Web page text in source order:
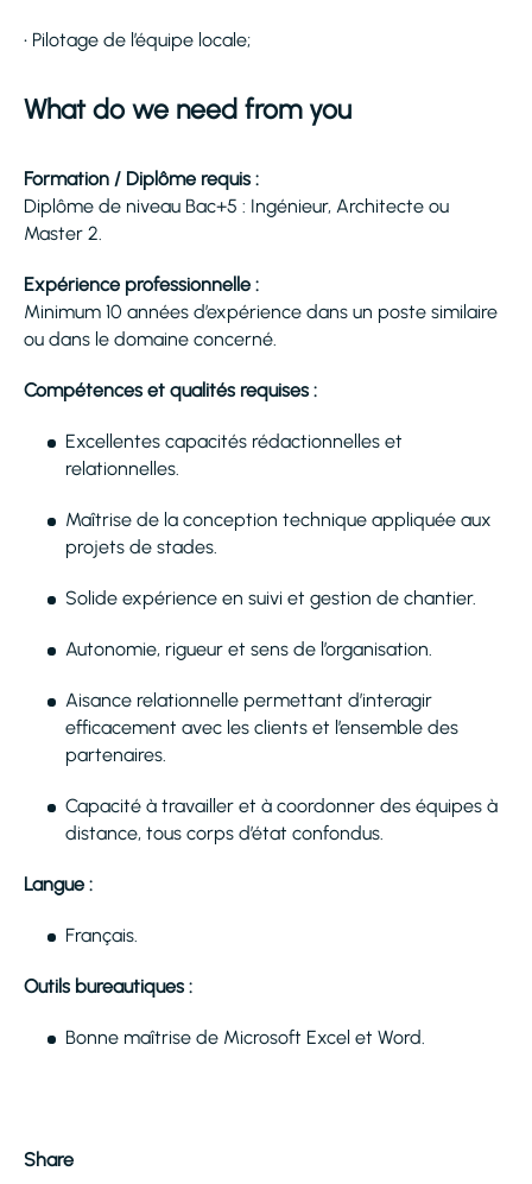
• Pilotage de l’équipe locale;
What do we need from you
Formation / Diplôme requis :
Diplôme de niveau Bac+5 : Ingénieur, Architecte ou
Master 2.
Expérience professionnelle :
Minimum 10 années d’expérience dans un poste similaire
ou dans le domaine concerné.
Compétences et qualités requises :
Excellentes capacités rédactionnelles et
relationnelles.
Maîtrise de la conception technique appliquée aux
projets de stades.
Solide expérience en suivi et gestion de chantier.
Autonomie, rigueur et sens de l’organisation.
Aisance relationnelle permettant d’interagir
efficacement avec les clients et l’ensemble des
partenaires.
Capacité à travailler et à coordonner des équipes à
distance, tous corps d’état confondus.
Langue :
Français.
Outils bureautiques :
Bonne maîtrise de Microsoft Excel et Word.
Share